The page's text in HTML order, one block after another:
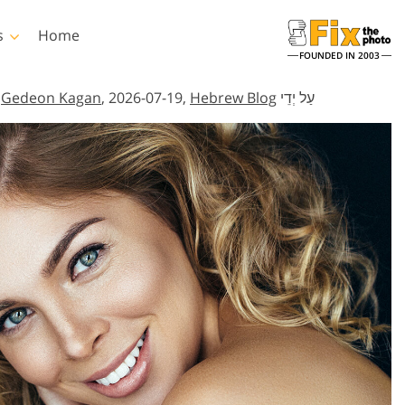
FOUNDED IN 2003
Home
עַל יְדֵי Gedeon Kagan, 2026-07-19, Hebrew Blog